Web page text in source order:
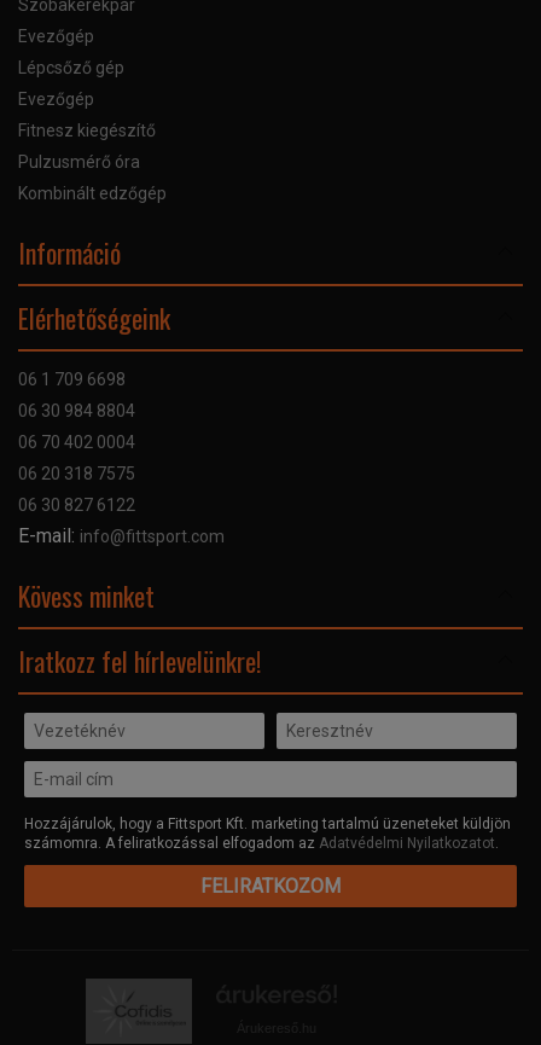
Szobakerékpár
Evezőgép
Lépcsőző gép
Evezőgép
Fitnesz kiegészítő
Pulzusmérő óra
Kombinált edzőgép
Információ
Bankkártyás fizetés
Adatvédelmi nyilatkozat
Elérhetőségeink
06 1 709 6698
06 30 984 8804
06 70 402 0004
06 20 318 7575
06 30 827 6122
E-mail: info@fittsport.com
Kövess minket
Iratkozz fel hírlevelünkre!
Hozzájárulok, hogy a Fittsport Kft. marketing tartalmú üzeneteket küldjön
számomra. A feliratkozással elfogadom az Adatvédelmi Nyilatkozatot.
FELIRATKOZOM